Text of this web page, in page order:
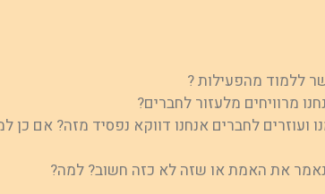
ללמוד מהפעילות ?
מרוויחים מלעזור לחברים?
ועוזרים לחברים אנחנו דווקא נפסיד מזה? אם כן
את האמת או שזה לא כזה חשוב? למה?